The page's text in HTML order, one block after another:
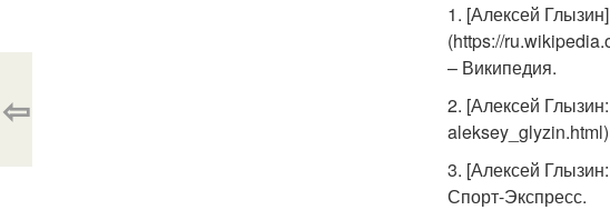
1. [Алексей Глызин]
(https://
– Википедия.
2. [Алексей
3. [Алексей
Спорт-Экспресс.
⇦